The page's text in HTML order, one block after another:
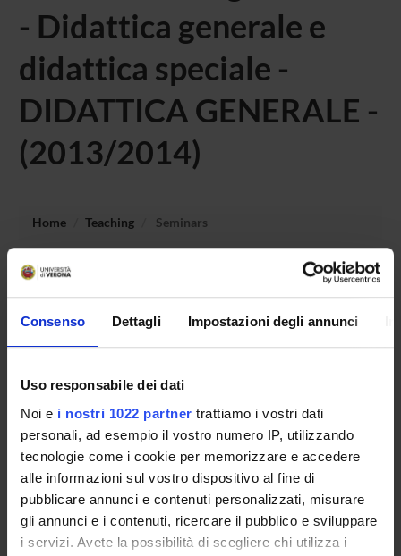
Consenso Dettagli Impostazioni degli annunci
Uso responsabile dei dati
Noi e i nostri 1022 partner trattiamo i vostri dati
personali, ad esempio il vostro numero IP, utilizzando
tecnologie come i cookie per memorizzare e accedere
alle informazioni sul vostro dispositivo al fine di
pubblicare annunci e contenuti personalizzati, misurare
gli annunci e i contenuti, ricercare il pubblico e sviluppare
i servizi. Avete la possibilità di scegliere chi utilizza i
- Didattica generale e
didattica speciale -
DIDATTICA GENERALE -
(2013/2014)
Home Teaching Seminars
No recent seminar found relating to teaching Didattica
generale e didattica speciale.
COURSES
PHD PROGRAMMES AND POSTGRADUATE
TRAINING
Contacts
People